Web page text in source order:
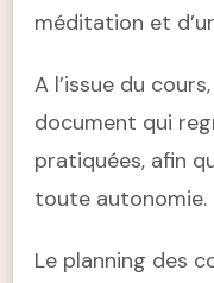
méditation et
A l’issue du
document qui
pratiquées, afin
toute autonomie.
Le planning des